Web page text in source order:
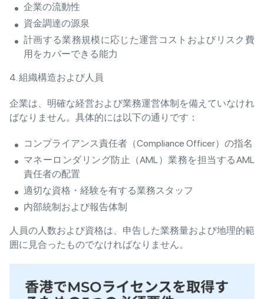
企業の流動性
資金調達の源泉
計画する業務規模に応じた運営コストおよびリスク費
用をカバーできる能力
4. 組織構造および人員
企業は、明確な経営および業務運営体制を備えていなけれ
ばなりません。具体的には以下の通りです：
コンプライアンス責任者（Compliance Officer）の指名
マネーロンダリング防止（AML）業務を担当するAML
責任者の配置
適切な資格・経験を有する業務スタッフ
内部統制および報告体制
人員の人数および資格は、申告した業務量および地理的範
囲に見合ったものでなければなりません。